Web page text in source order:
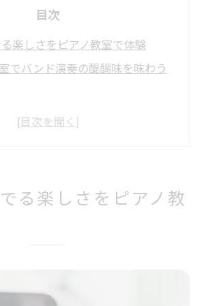
目次
楽しさをピアノ教室で体験
でバンド演奏の醍醐味を味わう
室で仲間と音楽を共有する魅力
でバンド演奏の一体感を楽しも
ピアノ教室バンドの魅力と充実感
る楽しさをピアノ教